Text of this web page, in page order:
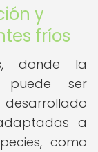
y
fríos
donde la
puede ser
a
como